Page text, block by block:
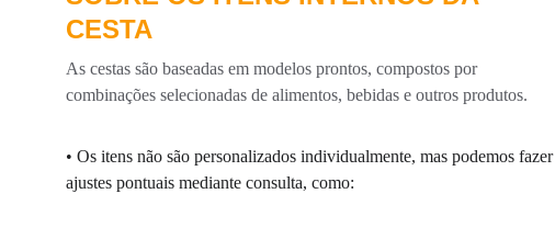
CESTA
As cestas são baseadas em modelos prontos, compostos por
combinações selecionadas de alimentos, bebidas e outros produtos.
• Os itens não são personalizados individualmente, mas podemos fazer
ajustes pontuais mediante consulta, como: